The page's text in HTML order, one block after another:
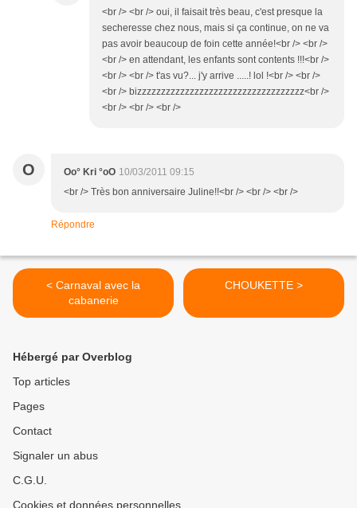
<br /> <br /> oui, il faisait très beau, c'est presque la
secheresse chez nous, mais si ça continue, on ne va
pas avoir beaucoup de foin cette année!<br /> <br />
<br /> en attendant, les enfants sont contents !!!<br />
<br /> <br /> t'as vu?... j'y arrive .....! lol !<br /> <br />
<br /> bizzzzzzzzzzzzzzzzzzzzzzzzzzzzzzzzzzz<br />
<br /> <br /> <br />
O Oo° Kri °oO 10/03/2011 09:15
<br /> Très bon anniversaire Juline!!<br /> <br /> <br />
Répondre
< Carnaval avec la
cabanerie
CHOUKETTE >
Hébergé par Overblog
Top articles
Pages
Contact
Signaler un abus
C.G.U.
Cookies et données personnelles